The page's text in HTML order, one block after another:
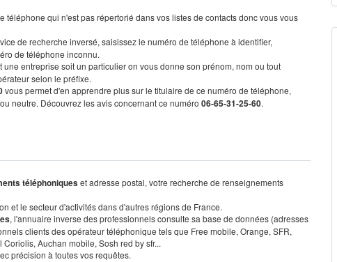
qui n'est pas répertorié dans vos listes de contacts donc vous vous
de recherche inversé, saisissez le numéro de téléphone à identifier,
de téléphone inconnu.
une entreprise soit un particulier on vous donne son prénom, nom ou tout
selon le préfixe.
vous permet d'en apprendre plus sur le titulaire de ce numéro de téléphone,
neutre. Découvrez les avis concernant ce numéro 06-65-31-25-60.
téléphoniqueset adresse postal, votre recherche de renseignements
et le secteur d'activités dans d'autres régions de France.
, l'annuaire inverse des professionnels consulte sa base de données (adresses
clients des opérateur téléphonique tels que Free mobile, Orange, SFR,
Auchan mobile, Sosh red by sfr...
précision à toutes vos requêtes.